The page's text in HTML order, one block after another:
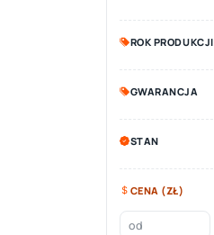
ROK PRODUKCJI
GWARANCJA
STAN
CENA (ZŁ)